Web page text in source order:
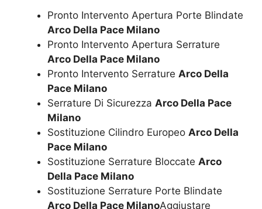
Pronto Intervento Apertura Porte Blindate
Arco Della Pace Milano
Pronto Intervento Apertura Serrature
Arco Della Pace Milano
Pronto Intervento Serrature Arco Della
Pace Milano
Serrature Di Sicurezza Arco Della Pace
Milano
Sostituzione Cilindro Europeo Arco Della
Pace Milano
Sostituzione Serrature Bloccate Arco
Della Pace Milano
Sostituzione Serrature Porte Blindate
Arco Della Pace MilanoAggiustare